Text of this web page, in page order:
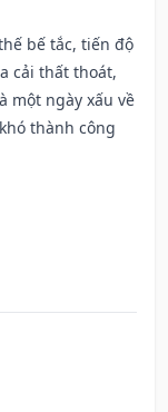
bế tắc, tiến độ
cải thất thoát,
một ngày xấu về
thành công